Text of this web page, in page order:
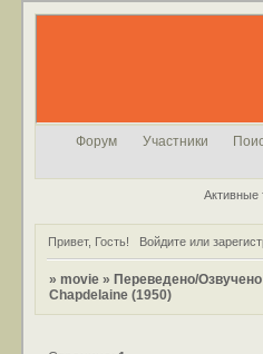
Форум Участники
Активные
Привет, Гость! Войдитеили
»movie » Переведено/Озвучено
Chapdelaine (1950)